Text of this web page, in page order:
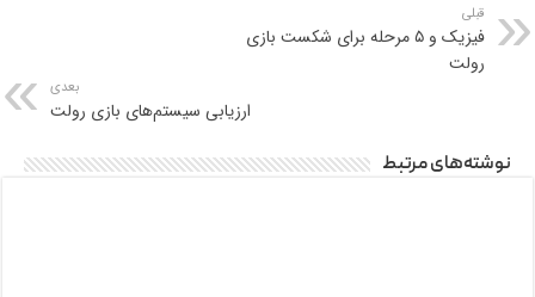
قبلی
فیزیک و ۵ مرحله برای شکست بازی
رولت
بعدی
ارزیابی سیستم‌های بازی رولت
نوشته‌های مرتبط